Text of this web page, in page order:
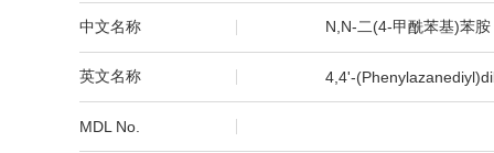
中文名称 N,N-二(4-甲酰苯基)苯胺
英文名称 4,4'-
MDL No.